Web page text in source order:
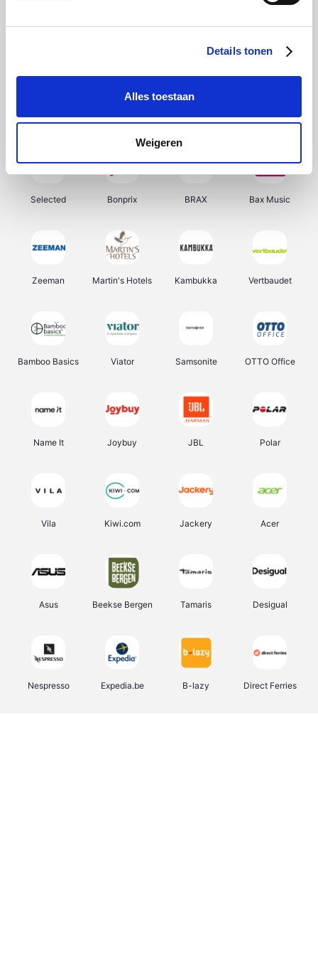
Details tonen
Alles toestaan
Weigeren
Samsung Delonghi Tennis Point My Jewellery
Selected Bonprix BRAX Bax Music
Zeeman Martin's Hotels Kambukka Vertbaudet
Bamboo Basics Viator Samsonite OTTO Office
Name It Joybuy JBL Polar
Vila Kiwi.com Jackery Acer
Asus Beekse Bergen Tamaris Desigual
Nespresso Expedia.be B-lazy Direct Ferries